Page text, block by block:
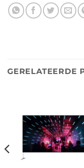
GERELATEERDE